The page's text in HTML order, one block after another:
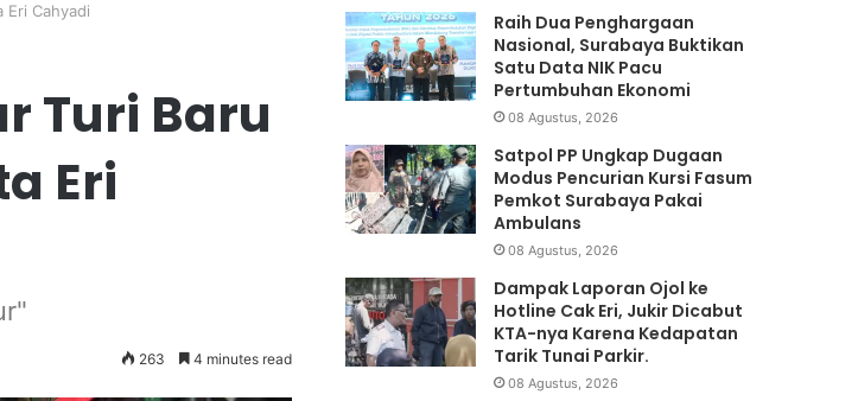
Eri Cahyadi
Turi Baru
Eri
263 4 minutes read
Raih Dua Penghargaan
Nasional, Surabaya Buktikan
Satu Data NIK Pacu
Pertumbuhan Ekonomi
08 Agustus, 2026
Satpol PP Ungkap Dugaan
Modus Pencurian Kursi Fasum
Pemkot Surabaya Pakai
Ambulans
08 Agustus, 2026
Dampak Laporan Ojol ke
Hotline Cak Eri, Jukir Dicabut
KTA-nya Karena Kedapatan
Tarik Tunai Parkir.
08 Agustus, 2026